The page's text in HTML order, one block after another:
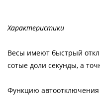
Характеристики
Весы имеют быстрый
сотые доли секунды, а
Функцию автоотключения